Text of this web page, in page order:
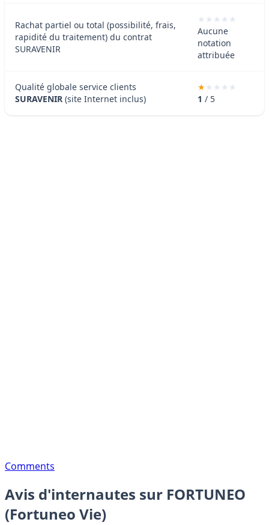
Rachat partiel ou total (possibilité, frais,
rapidité du traitement) du contrat
SURAVENIR
Aucune
notation
attribuée
Qualité globale service clients
SURAVENIR (site Internet inclus) 1 / 5
Comments
Avis d'internautes sur FORTUNEO
(Fortuneo Vie)